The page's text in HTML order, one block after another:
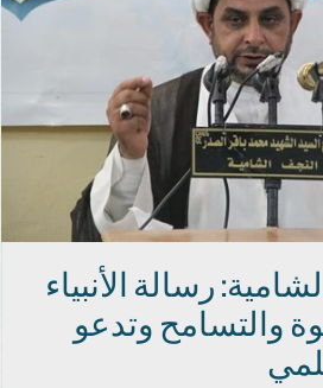
رسالة الأنبياء
والتسامح وتدعو